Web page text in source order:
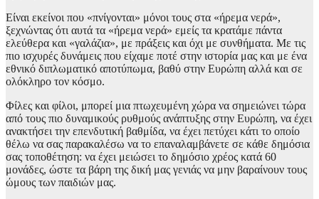
Είναι εκείνοι που «πνίγονται» μόνοι τους στα «ήρεμα νερά»,
ξεχνώντας ότι αυτά τα «ήρεμα νερά» εμείς τα κρατάμε πάντα
ελεύθερα και «γαλάζια», με πράξεις και όχι με συνθήματα. Με τις
πιο ισχυρές δυνάμεις που είχαμε ποτέ στην ιστορία μας και με ένα
εθνικό διπλωματικό αποτύπωμα, βαθύ στην Ευρώπη αλλά και σε
ολόκληρο τον κόσμο.
Φίλες και φίλοι, μπορεί μια πτωχευμένη χώρα να σημειώνει τώρα
από τους πιο δυναμικούς ρυθμούς ανάπτυξης στην Ευρώπη, να έχει
ανακτήσει την επενδυτική βαθμίδα, να έχει πετύχει κάτι το οποίο
θέλω να σας παρακαλέσω να το επαναλαμβάνετε σε κάθε δημόσια
σας τοποθέτηση: να έχει μειώσει το δημόσιο χρέος κατά 60
μονάδες, ώστε τα βάρη της δική μας γενιάς να μην βαραίνουν τους
ώμους των παιδιών μας.